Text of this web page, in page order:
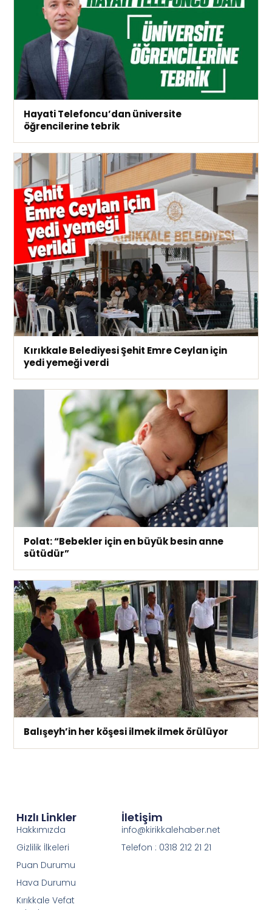
Hayati Telefoncu’dan üniversite
öğrencilerine tebrik
Kırıkkale Belediyesi Şehit Emre Ceylan için
yedi yemeği verdi
Polat: “Bebekler için en büyük besin anne
sütüdür”
Balışeyh’in her köşesi ilmek ilmek örülüyor
Hızlı Linkler
Hakkımızda
Gizlilik İlkeleri
Puan Durumu
Hava Durumu
Kırıkkale Vefat
İletişim
info@kirikkalehaber.net
Telefon : 0318 212 21 21